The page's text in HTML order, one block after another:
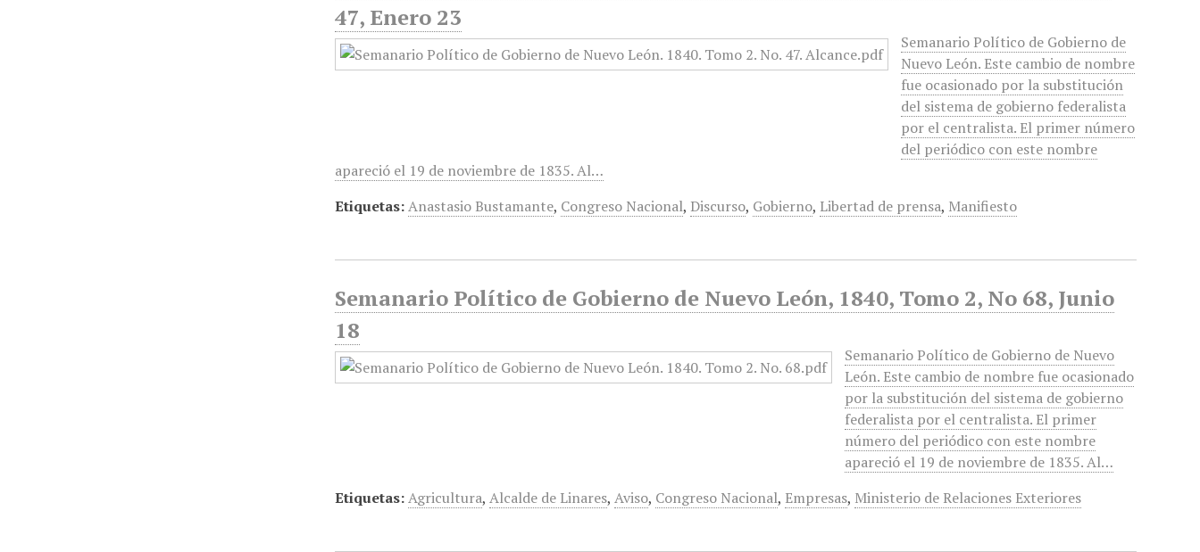
47, Enero 23
Semanario Político de Gobierno de
Nuevo León. Este cambio de nombre
fue ocasionado por la substitución
del sistema de gobierno federalista
por el centralista. El primer número
del periódico con este nombre
apareció el 19 de noviembre de 1835. Al…
Etiquetas:Anastasio Bustamante, Congreso Nacional, Discurso, Gobierno, Libertad de prensa, Manifiesto
Semanario Político de Gobierno de Nuevo León, 1840, Tomo 2, No 68, Junio
18
Semanario Político de Gobierno de Nuevo
León. Este cambio de nombre fue ocasionado
por la substitución del sistema de gobierno
federalista por el centralista. El primer
número del periódico con este nombre
apareció el 19 de noviembre de 1835. Al…
Etiquetas:Agricultura,Alcalde de Linares,Aviso, Congreso Nacional, Empresas, Ministerio de Relaciones Exteriores